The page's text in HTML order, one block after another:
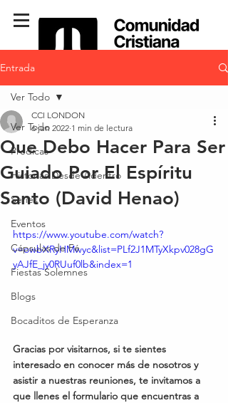
Entrada
Ver Todo
Predicas
Historias Desde Adentro
Series
Eventos
Cápsulas de Fé
Fiestas Solemnes
Blogs
Bocaditos de Esperanza
Ver Todo
Que Debo Hacer Para Ser
Guiado Por El Espíritu
Santo (David Henao)
CCI LONDON
6 jun 2022 1 min de lectura
https://www.youtube.com/watch?
v=owbXRyHMwyc&list=PLf2J1MTyXkpv028gG
yAJfE_jy0RUuf0lb&index=1
Gracias por visitarnos, si te sientes
interesado en conocer más de nosotros y
asistir a nuestras reuniones, te invitamos a
que llenes el formulario que encuentras a